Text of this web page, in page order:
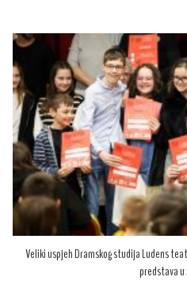
Veliki uspjeh Dramskog studija Ludens
predstava